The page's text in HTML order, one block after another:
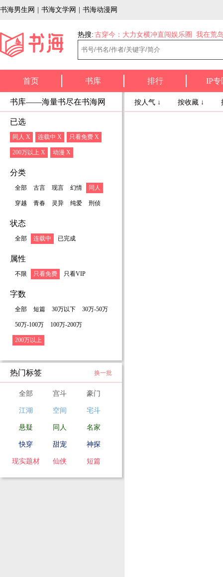
书海男生网 书海文学网 书海动漫网
热搜: 古穿今：大力女横冲直闯娱乐圈 我在荒
首页 书库 排行 IP专
书库——海量书尽在书海网
已选
同人 X 连载中 X 只看免费 X
200万以上 X 动漫 X
分类
全部 古言 现言 幻情 同人
穿越 青春 灵异 纯爱 刑侦
状态
全部 连载中 已完成
属性
不限 只看免费 只看VIP
字数
全部 短篇 30万以下 30万-50万
50万-100万 100万-200万
200万以上
热门标签 换一批
全部 宫斗 豪门
江湖 空间 宅斗
悬疑 同人 名家
快穿 甜宠 神探
现实题材 仙侠 短篇
按人气 ↓ 按收藏 ↓